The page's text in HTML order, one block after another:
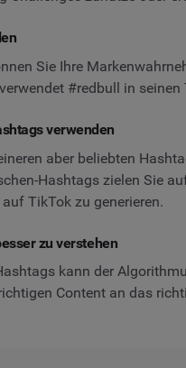
Sie Ihre
#redbull in seinen
verwenden
aber beliebten
Hashtags zielen Sie
TikTok zu generieren.
zu verstehen
kann der
Content an das